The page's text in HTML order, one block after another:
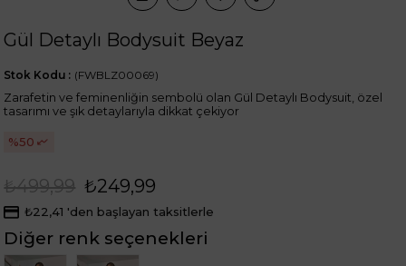
Gül Detaylı Bodysuit Beyaz
(FWBLZ00069)
Stok Kodu
Zarafetin ve feminenliğin sembolü olan Gül Detaylı Bodysuit, özel
tasarımı ve şık detaylarıyla dikkat çekiyor
50
₺499,99 ₺249,99
₺22,41 'den başlayan taksitlerle
Diğer renk seçenekleri